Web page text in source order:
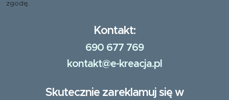
zgodę.
Kontakt:
690 677 769
kontakt@e-kreacja.pl
Skutecznie zareklamuj się w